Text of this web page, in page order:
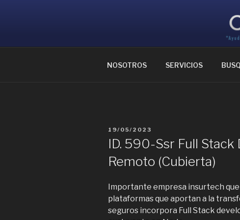
Ayudamos a reunir grandes
NOSOTROS SERVICIOS
PUBLICADO
19/05/2023
ID. 590-Ssr Full Stack
Remoto (Cubierta)
Importante empresa insurtech
plataformas que aportan a la
seguros incorpora Full Stack